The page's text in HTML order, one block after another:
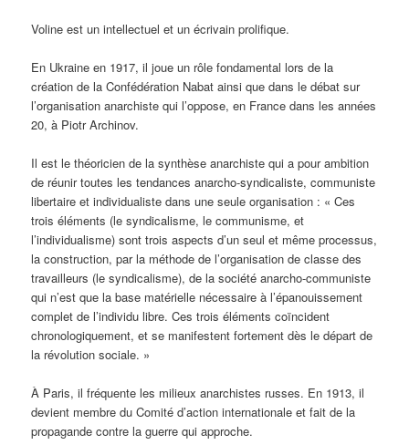
Voline est un intellectuel et un écrivain prolifique.
En Ukraine en 1917, il joue un rôle fondamental lors de la
création de la Confédération Nabat ainsi que dans le débat sur
l’organisation anarchiste qui l’oppose, en France dans les années
20, à Piotr Archinov.
Il est le théoricien de la synthèse anarchiste qui a pour ambition
de réunir toutes les tendances anarcho-syndicaliste, communiste
libertaire et individualiste dans une seule organisation : « Ces
trois éléments (le syndicalisme, le communisme, et
l’individualisme) sont trois aspects d’un seul et même processus,
la construction, par la méthode de l’organisation de classe des
travailleurs (le syndicalisme), de la société anarcho-communiste
qui n’est que la base matérielle nécessaire à l’épanouissement
complet de l’individu libre. Ces trois éléments coïncident
chronologiquement, et se manifestent fortement dès le départ de
la révolution sociale. »
À Paris, il fréquente les milieux anarchistes russes. En 1913, il
devient membre du Comité d’action internationale et fait de la
propagande contre la guerre qui approche.